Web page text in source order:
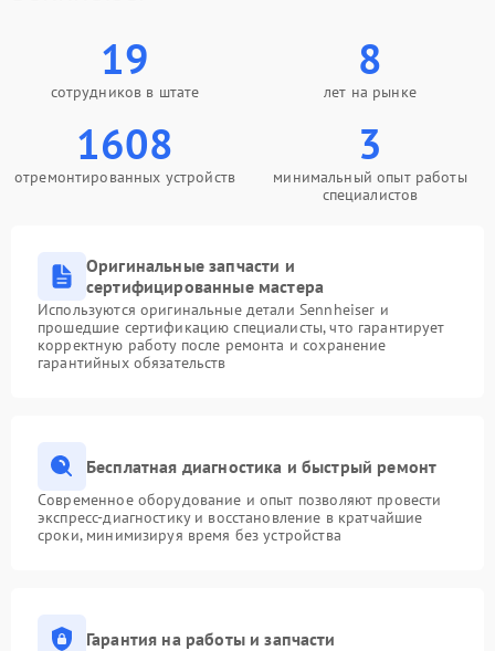
19
сотрудников в штате
8
лет на рынке
1608
отремонтированных устройств
3
минимальный опыт работы
специалистов
Оригинальные запчасти и
сертифицированные мастера
Используются оригинальные детали Sennheiser и
прошедшие сертификацию специалисты, что гарантирует
корректную работу после ремонта и сохранение
гарантийных обязательств
Бесплатная диагностика и быстрый ремонт
Современное оборудование и опыт позволяют провести
экспресс-диагностику и восстановление в кратчайшие
сроки, минимизируя время без устройства
Гарантия на работы и запчасти